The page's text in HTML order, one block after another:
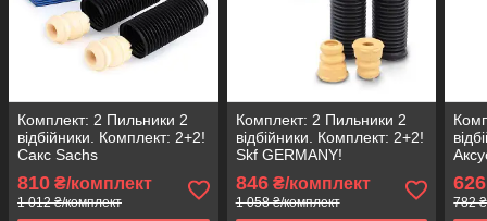
Комплект: 2 Пильники 2
відбійники. Комплект: 2+2!
Сакс Sachs
810 ₴/комплект
1 012 ₴/комплект
Комплект: 2 Пильники 2
відбійники. Комплект: 2+2!
Skf GERMANY!
846₴/комплект
1 058 ₴/комплект
626
782